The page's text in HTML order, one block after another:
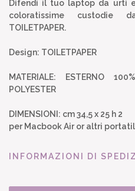
Difendi il tuo laptop da urti
coloratissime custodie
TOILETPAPER.
Design: TOILETPAPER
MATERIALE: ESTERNO
POLYESTER
DIMENSIONI: cm 34,5 x 25 h 2
per Macbook Air or altri
INFORMAZIONI DI